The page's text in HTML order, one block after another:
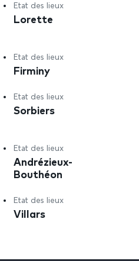
Etat des lieux
Lorette
Etat des lieux
Firminy
Etat des lieux
Sorbiers
Etat des lieux
Andrézieux-
Bouthéon
Etat des lieux
Villars